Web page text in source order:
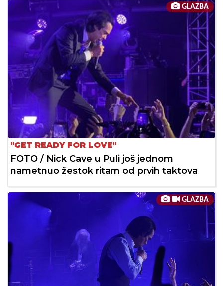
GLAZBA
"GET READY FOR LOVE"
FOTO / Nick Cave u Puli još jednom
nametnuo žestok ritam od prvih taktova
GLAZBA